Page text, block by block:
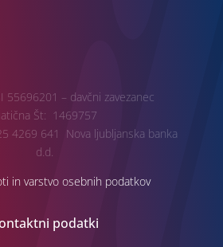
55696201 – davčni zavezanec
Št: 1469757
4269 641 Nova ljubljanska banka
d.d.
in varstvo osebnih podatkov
podatki